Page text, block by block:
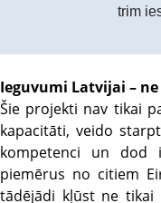
trim
Ieguvumi Latvijai –
Šie projekti nav tikai
kapacitāti, veido
kompetenci un dod
piemērus no citiem
tādējādi kļūst ne tikai